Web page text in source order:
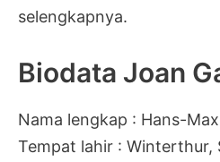
selengkapnya.
Biodata Joan
Nama lengkap : Hans-
Tempat lahir : Winterthur,